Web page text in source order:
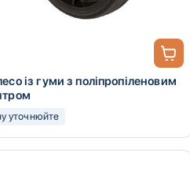
із гуми з поліпропіленовим
уточнюйте